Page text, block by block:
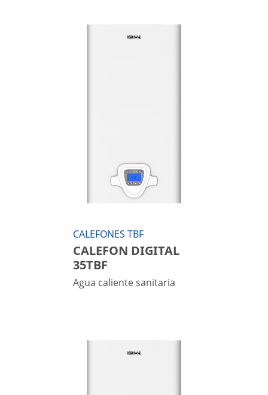
CALEFONES TBF
CALEFON DIGITAL
35TBF
Agua caliente sanitaria